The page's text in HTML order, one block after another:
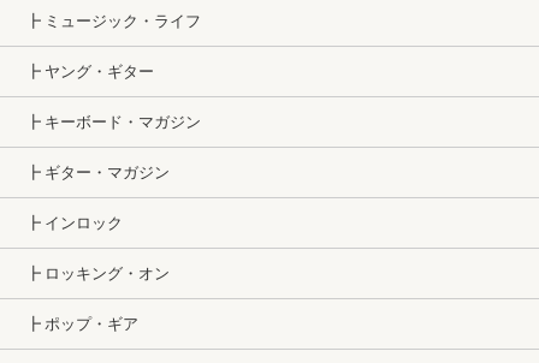
┣ ミュージック・ライフ
┣ ヤング・ギター
┣ キーボード・マガジン
┣ ギター・マガジン
┣ インロック
┣ ロッキング・オン
┣ ポップ・ギア